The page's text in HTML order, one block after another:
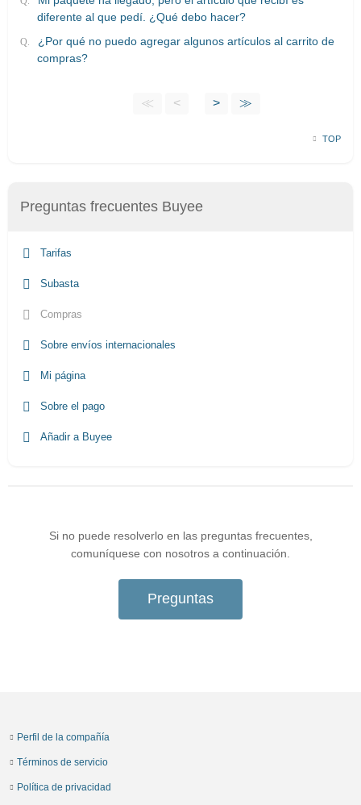
Preguntas frecuentes Buyee
Tarifas
Subasta
Compras
Sobre envíos internacionales
Mi página
Sobre el pago
Añadir a Buyee
diferente al que pedí. ¿Qué debo hacer?
¿Por qué no puedo agregar algunos artículos al carrito de
compras?
≪ < > ≫
TOP
Si no puede resolverlo en las preguntas frecuentes,
comuníquese con nosotros a continuación.
Preguntas
Perfil de la compañía
Términos de servicio
Política de privacidad